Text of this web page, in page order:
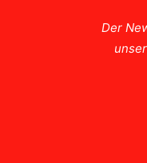
Der